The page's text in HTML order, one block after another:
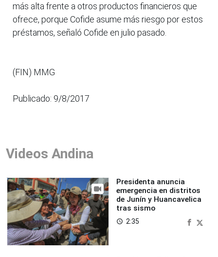
más alta frente a otros productos financieros que
ofrece, porque Cofide asume más riesgo por estos
préstamos, señaló Cofide en julio pasado.
(FIN) MMG
Publicado: 9/8/2017
Videos Andina
Presidenta anuncia
emergencia en distritos
de Junín y Huancavelica
tras sismo
access_time 2:35